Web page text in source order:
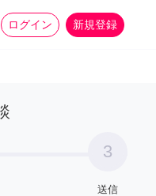
ログイン 新規登録
家事 more_horiz
3
送信